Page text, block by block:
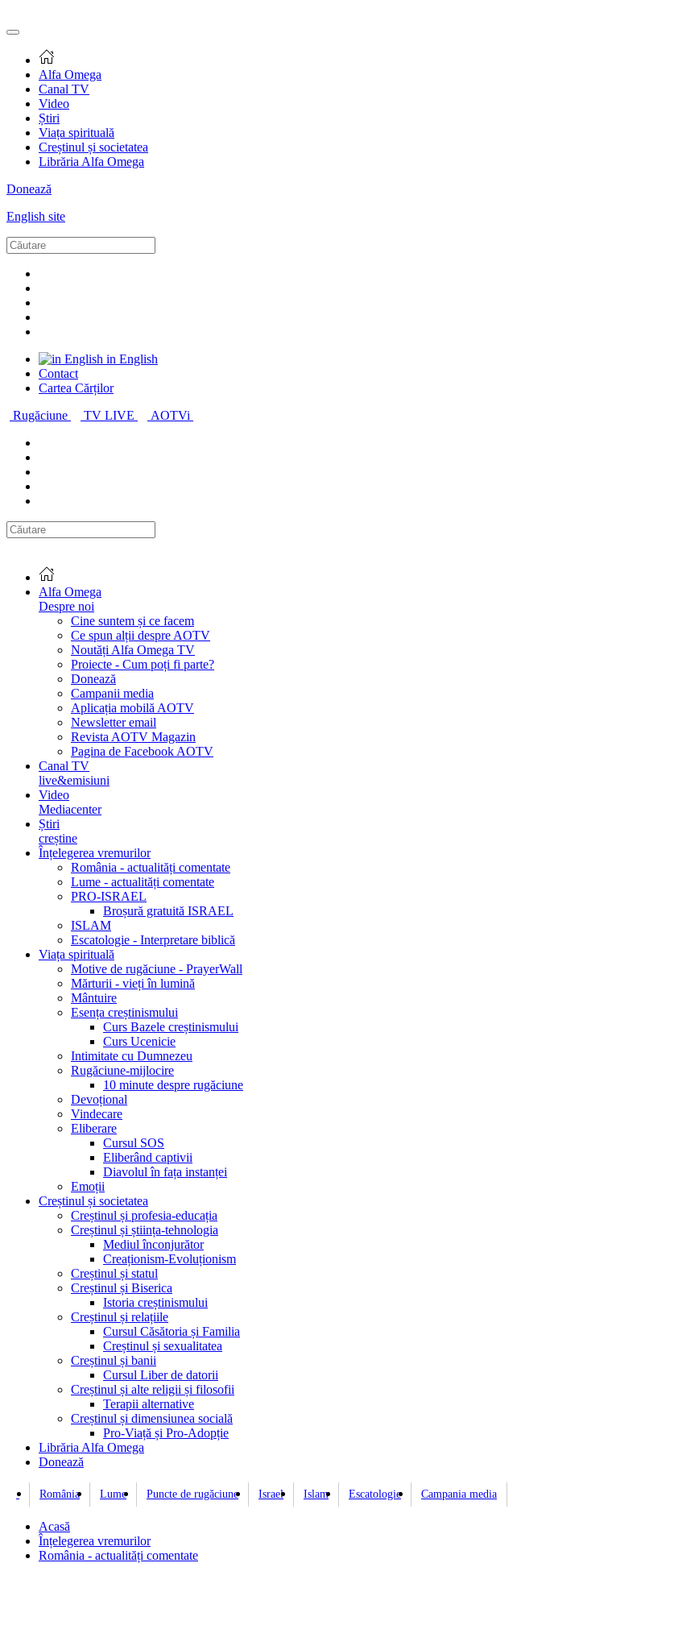
Alfa Omega
Canal TV
Video
Știri
Viața spirituală
Creștinul și societatea
Librăria Alfa Omega
Donează
English site
in English
Contact
Cartea Cărților
Rugăciune
TV LIVE AOTVi
Alfa Omega
Despre noi
Cine suntem și ce facem
Ce spun alții despre AOTV
Noutăți Alfa Omega TV
Proiecte - Cum poți fi parte?
Donează
Campanii media
Aplicația mobilă AOTV
Newsletter email
Revista AOTV Magazin
Pagina de Facebook AOTV
Canal TV
live&emisiuni
Video
Mediacenter
Știri
creștine
Înțelegerea vremurilor
România - actualități comentate
Lume - actualități comentate
PRO-ISRAEL
Broșură gratuită ISRAEL
ISLAM
Escatologie - Interpretare biblică
Viața spirituală
Motive de rugăciune - PrayerWall
Mărturii - vieți în lumină
Mântuire
Esența creștinismului
Curs Bazele creștinismului
Curs Ucenicie
Intimitate cu Dumnezeu
Rugăciune-mijlocire
10 minute despre rugăciune
Devoțional
Vindecare
Eliberare
Cursul SOS
Eliberând captivii
Diavolul în fața instanței
Emoții
Creștinul și societatea
Creștinul și profesia-educația
Creștinul și știința-tehnologia
Mediul înconjurător
Creaționism-Evoluționism
Creștinul și statul
Creștinul și Biserica
Istoria creștinismului
Creștinul și relațiile
Cursul Căsătoria și Familia
Creștinul și sexualitatea
Creștinul și banii
Cursul Liber de datorii
Creștinul și alte religii și filosofii
Terapii alternative
Creștinul și dimensiunea socială
Pro-Viață și Pro-Adopție
Librăria Alfa Omega
Donează
România Lume Puncte de rugăciune Israel Islam Escatologie Campania media
Acasă
Înțelegerea vremurilor
România - actualități comentate